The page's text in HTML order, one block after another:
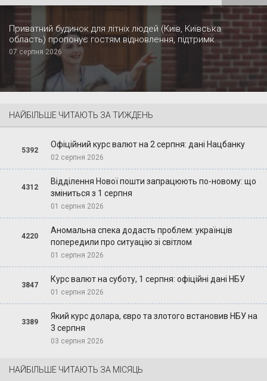
Приватний будинок для літніх людей (Київ, Київська
область) пропонує гостям відновлення, підтримк...
07 серпня 2026
НАЙБІЛЬШЕ ЧИТАЮТЬ ЗА ТИЖДЕНЬ
5392
Офіційний курс валют на 2 серпня: дані Нацбанку
02 серпня 2026
4312
Відділення Нової пошти запрацюють по-новому: що
зміниться з 1 серпня
01 серпня 2026
4220
Аномальна спека додасть проблем: українців
попередили про ситуацію зі світлом
01 серпня 2026
3847
Курс валют на суботу, 1 серпня: офіційні дані НБУ
01 серпня 2026
3389
Який курс долара, євро та злотого встановив НБУ на
3 серпня
03 серпня 2026
НАЙБІЛЬШЕ ЧИТАЮТЬ ЗА МІСЯЦЬ